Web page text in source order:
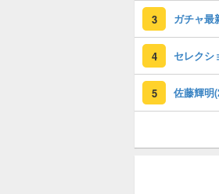
3 ガチャ最
4 セレクシ
5